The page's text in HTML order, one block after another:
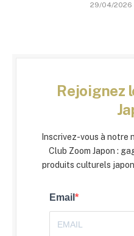
29/04/2026
Rejoignez
Inscrivez-vous à notre
Club Zoom Japon :
produits culturels
Email